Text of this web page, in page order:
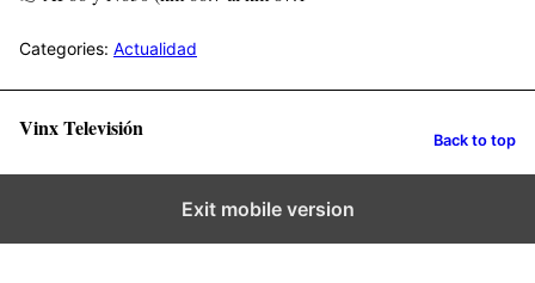
Categories: Actualidad
Vinx Televisión Back to top
Exit mobile version